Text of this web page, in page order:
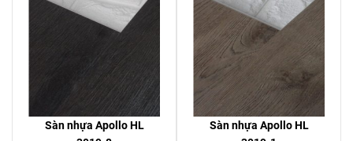
Sàn nhựa Apollo HL
Sàn nhựa Apollo HL